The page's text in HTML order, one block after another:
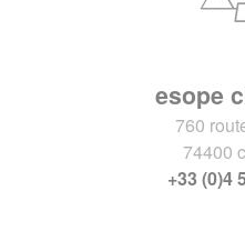
esope
760
74400
+33 (0)4